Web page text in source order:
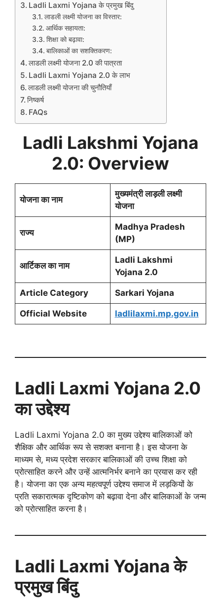
Ladli Laxmi Yojana के प्रमुख बिंदु
लाडली लक्ष्मी योजना का विस्तार:
आर्थिक सहायता:
शिक्षा को बढ़ावा:
बालिकाओं का सशक्तिकरण:
लाडली लक्ष्मी योजना 2.0 की पात्रता
Ladli Laxmi Yojana 2.0 के लाभ
लाडली लक्ष्मी योजना की चुनौतियाँ
निष्कर्ष
FAQs
Ladli Lakshmi Yojana
2.0: Overview
योजना का नाम
मुख्यमंत्री लाड़ली लक्ष्मी
योजना
राज्य
Madhya Pradesh
(MP)
आर्टिकल का नाम
Ladli Lakshmi
Yojana 2.0
Article Category Sarkari Yojana
Official Website ladlilaxmi.mp.gov.in
Ladli Laxmi Yojana 2.0
का उद्देश्य
Ladli Laxmi Yojana 2.0 का मुख्य उद्देश्य बालिकाओं को
शैक्षिक और आर्थिक रूप से सशक्त बनाना है। इस योजना के
माध्यम से, मध्य प्रदेश सरकार बालिकाओं की उच्च शिक्षा को
प्रोत्साहित करने और उन्हें आत्मनिर्भर बनाने का प्रयास कर रही
है। योजना का एक अन्य महत्वपूर्ण उद्देश्य समाज में लड़कियों के
प्रति सकारात्मक दृष्टिकोण को बढ़ावा देना और बालिकाओं के जन्म
को प्रोत्साहित करना है।
Ladli Laxmi Yojana के
प्रमुख बिंदु